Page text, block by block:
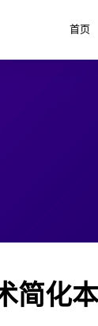
首页
化